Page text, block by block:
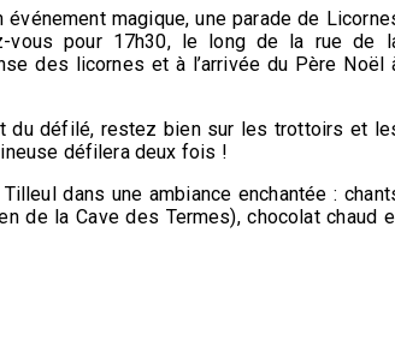
magique, une parade de
vous pour 17h30, le long de la rue de
des licornes et à l’arrivée du Père Noël
du défilé, restez bien sur les trottoirs et
défilera deux fois !
dans une ambiance enchantée :
de la Cave des Termes), chocolat chaud